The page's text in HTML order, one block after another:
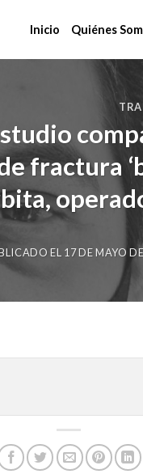
Inicio Quiénes
fractura
EL 17 DE MAYO